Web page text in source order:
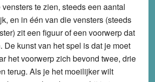
te zien, steeds een aantal
en in één van die vensters (steeds
zit een figuur of een voorwerp dat
De kunst van het spel is dat je moet
het voorwerp zich bevond twee, drie
terug. Als je het moeilijker wilt